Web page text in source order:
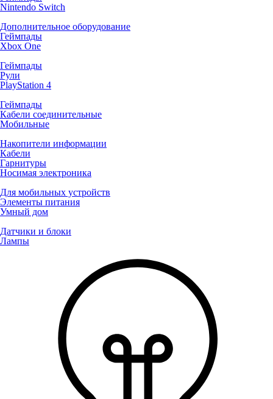
Nintendo Switch
Дополнительное оборудование
Геймпады
Xbox One
Геймпады
Рули
PlayStation 4
Геймпады
Кабели соединительные
Мобильные
Накопители информации
Кабели
Гарнитуры
Носимая электроника
Для мобильных устройств
Элементы питания
Умный дом
Датчики и блоки
Лампы